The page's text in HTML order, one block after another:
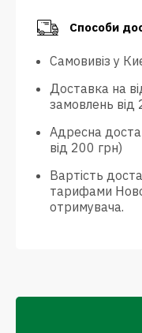
Способи
Самовивіз у
Доставка на
замовлень від
Адресна
від 200 грн)
Вартість
тарифами
отримувача.